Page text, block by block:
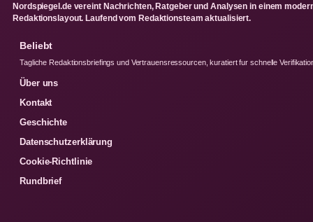
Nordspiegel.de vereint Nachrichten, Ratgeber und Analysen in einem
Redaktionslayout. Laufend vom Redaktionsteam aktualisiert.
Beliebt
Tagliche Redaktionsbriefings und Vertrauensressourcen, kuratiert fur schnelle
Über uns
Kontakt
Geschichte
Datenschutzerklärung
Cookie-Richtlinie
Rundbrief